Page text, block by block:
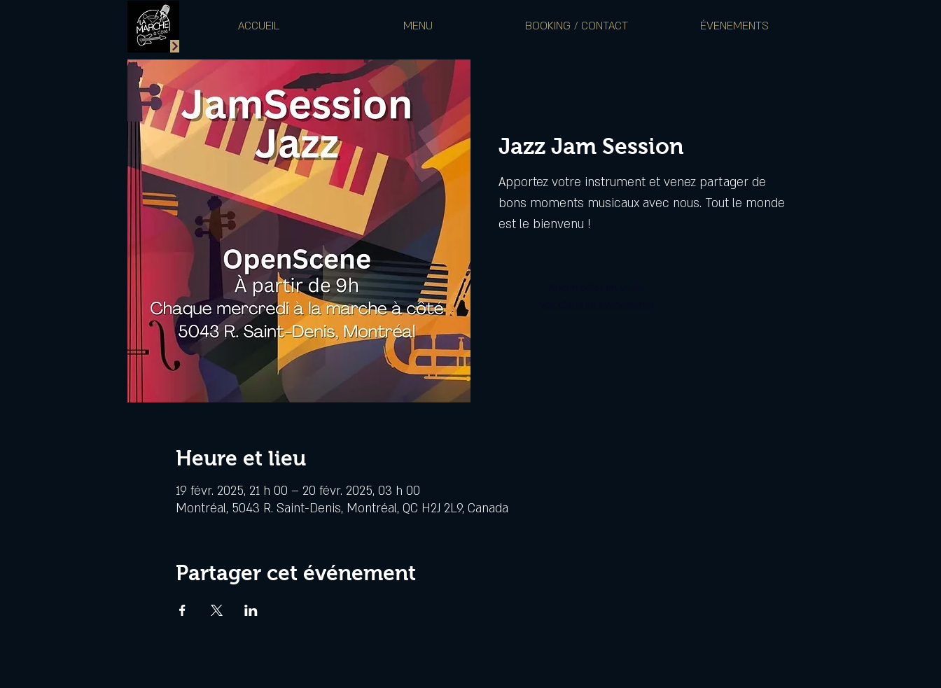
ACCUEIL MENU BOOKING / CONTACT ÉVENEMENTS
Jazz Jam Session
Apportez votre instrument et venez partager de
bons moments musicaux avec nous. Tout le monde
est le bienvenu !
Heure et lieu
19 févr. 2025, 21 h 00 – 20 févr. 2025, 03 h 00
Montréal, 5043 R. Saint-Denis, Montréal, QC H2J 2L9, Canada
Partager cet événement